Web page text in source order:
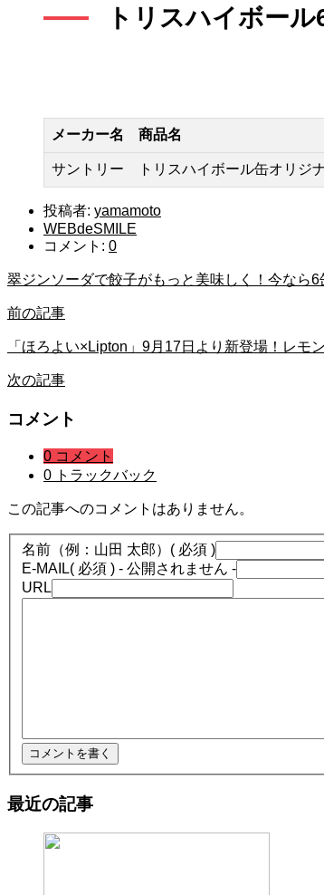
トリスハイボー
メーカー名 商品名
サントリー トリスハイボール缶オリジ
投稿者: yamamoto
WEBdeSMILE
コメント: 0
翠ジンソーダで餃子がもっと美味しく！今なら
前の記事
「ほろよい×Lipton」9月17日より新登場！レモ
次の記事
コメント
0 コメント
0 トラックバック
この記事へのコメントはありません。
名前（例：山田 太郎） ( 必須 )
E-MAIL( 必須 ) - 公開されません -
URL
最近の記事